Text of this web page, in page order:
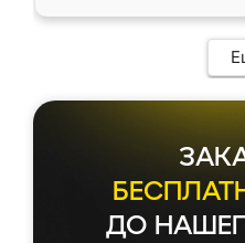
мебель сразу встала
каких-либо
довольна, все
ДО